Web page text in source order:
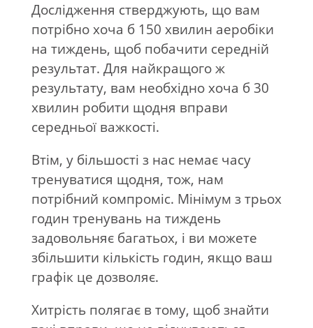
Дослідження стверджують, що вам
потрібно хоча б 150 хвилин аеробіки
на тиждень, щоб побачити середній
результат. Для найкращого ж
результату, вам необхідно хоча б 30
хвилин робити щодня вправи
середньої важкості.
Втім, у більшості з нас немає часу
тренуватися щодня, тож, нам
потрібний компроміс. Мінімум з трьох
годин тренувань на тиждень
задовольняє багатьох, і ви можете
збільшити кількість годин, якщо ваш
графік це дозволяє.
Хитрість полягає в тому, щоб знайти